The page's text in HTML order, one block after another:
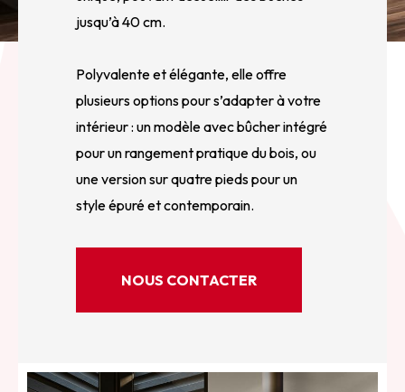
jusqu’à 40 cm.
Polyvalente et élégante, elle offre
plusieurs options pour s’adapter à votre
intérieur : un modèle avec bûcher intégré
pour un rangement pratique du bois, ou
une version sur quatre pieds pour un
style épuré et contemporain.
NOUS CONTACTER